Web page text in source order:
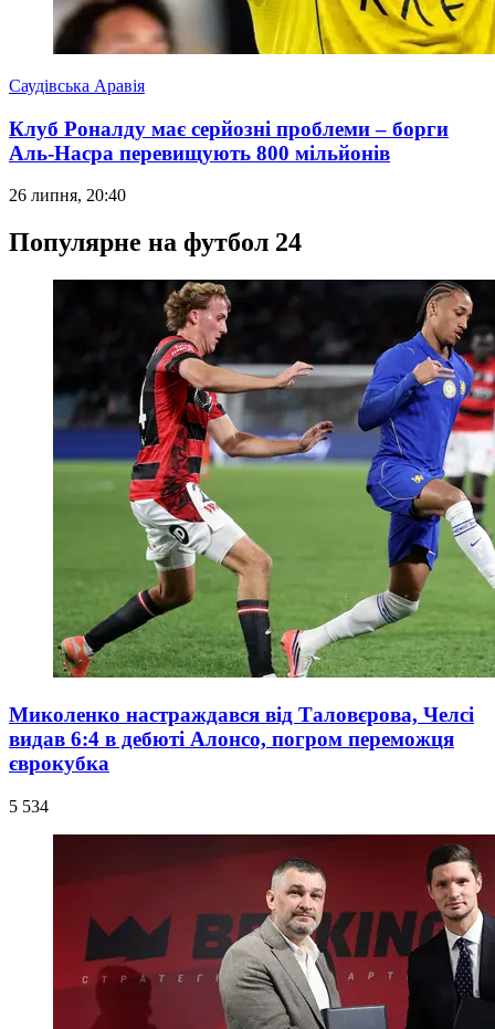
Саудівська Аравія
Клуб Роналду має серйозні проблеми – борги
Аль-Насра перевищують 800 мільйонів
26 липня, 20:40
Популярне на футбол 24
Миколенко настраждався від Таловєрова, Челсі
видав 6:4 в дебюті Алонсо, погром переможця
єврокубка
5 534